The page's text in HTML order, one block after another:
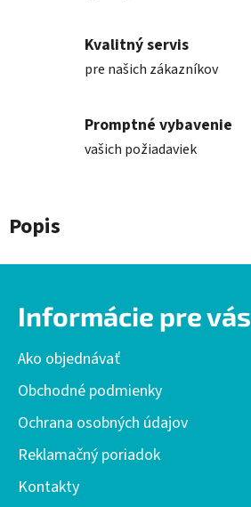
Kvalitný servis
pre našich zákazníkov
Promptné vybavenie
vašich požiadaviek
Popis
Informácie pre vás
Ako objednávať
Obchodné podmienky
Ochrana osobných údajov
Reklamačný poriadok
Kontakty